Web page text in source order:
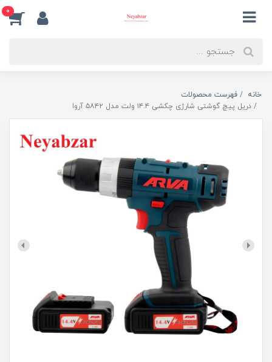
0
خانه
فهرست محصولات
دریل پیچ گوشتی شارژی چکشی ۱۴.۴ ولت مدل ۵۸۴۲ آروا